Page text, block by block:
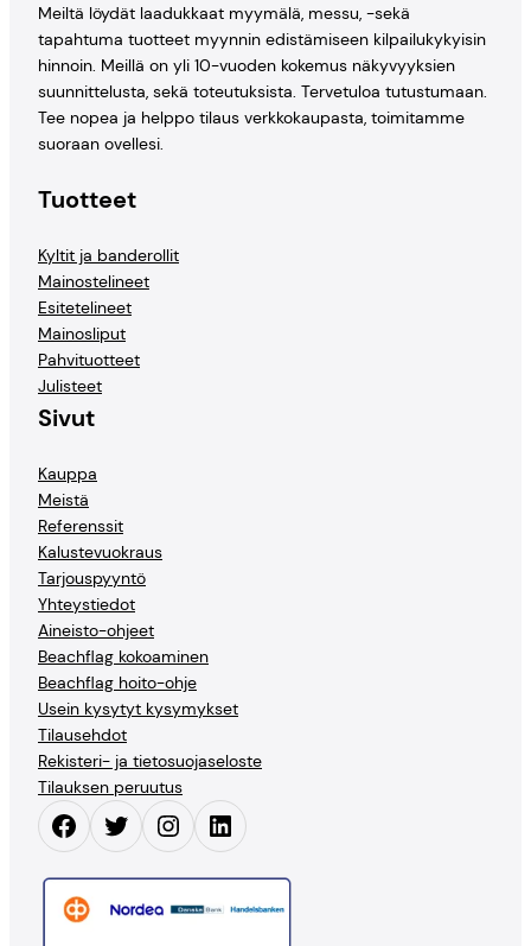
Meiltä löydät laadukkaat myymälä, messu, -sekä
tapahtuma tuotteet myynnin edistämiseen kilpailukykyisin
hinnoin. Meillä on yli 10-vuoden kokemus näkyvyyksien
suunnittelusta, sekä toteutuksista. Tervetuloa tutustumaan.
Tee nopea ja helppo tilaus verkkokaupasta, toimitamme
suoraan ovellesi.
Tuotteet
Kyltit ja banderollit
Mainostelineet
Esitetelineet
Mainosliput
Pahvituotteet
Julisteet
Sivut
Kauppa
Meistä
Referenssit
Kalustevuokraus
Tarjouspyyntö
Yhteystiedot
Aineisto-ohjeet
Beachflag kokoaminen
Beachflag hoito-ohje
Usein kysytyt kysymykset
Tilausehdot
Rekisteri- ja tietosuojaseloste
Tilauksen peruutus
Facebook Twitter Instagram LinkedIn